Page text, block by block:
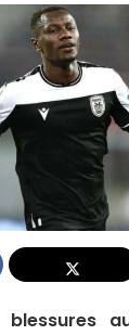
blessures